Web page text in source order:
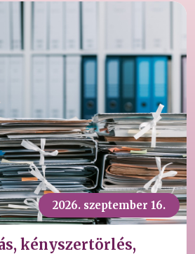
2026. szeptember 16.
kényszertörlés,